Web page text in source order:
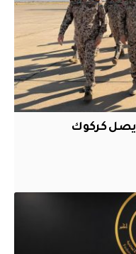
يصل كركوك